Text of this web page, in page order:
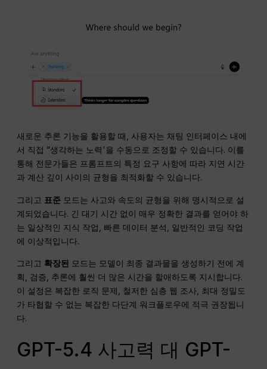
새로운 추론 기능을 활용할 때, 사용자는 채팅 인터페이스 내에
서 직접 “생각하는 노력'을 수동으로 조정할 수 있습니다. 이를
통해 전문가들은 프롬프트의 특정 요구 사항에 따라 지연 시간
과 계산 깊이 사이의 균형을 최적화할 수 있습니다.
그리고 표준 모드는 사고와 속도의 균형을 위해 명시적으로 설
계되었습니다. 긴 대기 시간 없이 매우 정확한 결과를 얻어야 하
는 일상적인 지식 작업, 빠른 데이터 분석, 일반적인 코딩 작업
에 이상적입니다.
그리고 확장된 모드는 모델이 최종 결과물을 생성하기 전에 계
획, 검증, 추론에 훨씬 더 많은 시간을 할애하도록 지시합니다.
이 설정은 복잡한 로직 문제, 철저한 심층 웹 조사, 최대 정밀도
가 타협할 수 없는 복잡한 다단계 워크플로우에 적극 권장됩니
다.
GPT-5.4 사고력 대 GPT-